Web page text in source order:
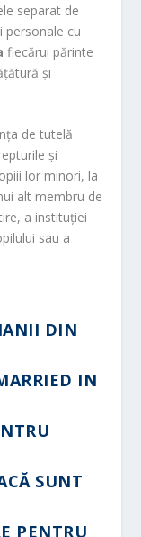
separat de
personale cu
fiecărui părinte
şi
de tutelă
şi
lor minori, la
alt membru de
a instituţiei
sau a
DIN
IN
SUNT
PENTRU